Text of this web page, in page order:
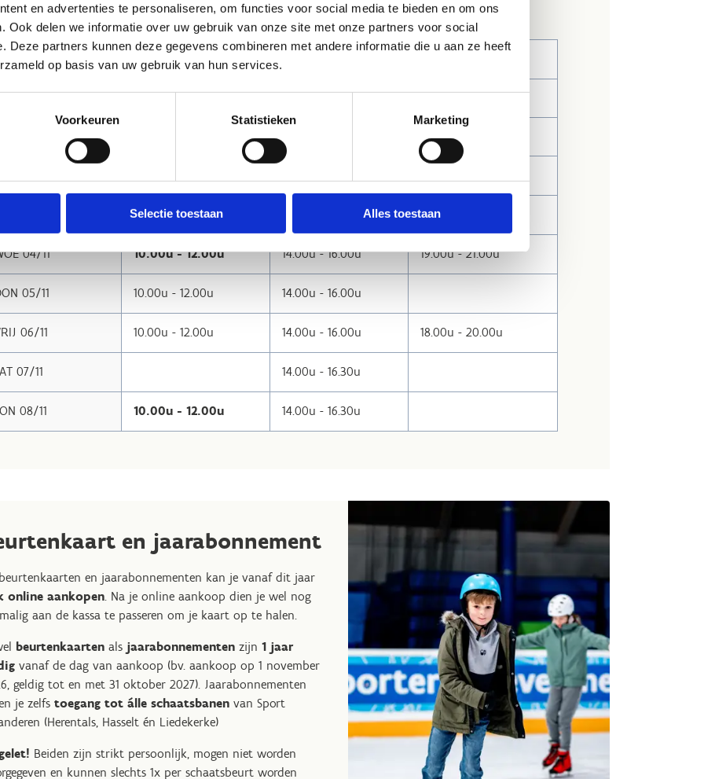
en advertenties te personaliseren, om functies voor social media te bieden en om ons
Ook delen we informatie over uw gebruik van onze site met onze partners voor social
Deze partners kunnen deze gegevens combineren met andere informatie die u aan ze heeft
op basis van uw gebruik van hun services.
Voorkeuren Statistieken Marketing
Selectie toestaan Alles toestaan
22/02 - 10.00 - 12.00 uur:Gezinsschaatsen
30/10 09.00u - 12.00u
31/10 14.00u - 16.30u
10.00u - 12.00u
04/11 10.00u - 12.00u 14.00u - 16.00u 19.00u - 21.00u
05/11 10.00u - 12.00u 14.00u - 16.00u
06/11 10.00u - 12.00u 14.00u - 16.00u 18.00u - 20.00u
07/11 14.00u - 16.30u
08/11 10.00u - 12.00u 14.00u - 16.30u
en jaarabonnement
en jaarabonnementen kan je vanaf dit jaar
online aankopen. Na je online aankoop dien je wel nog
aan de kassa te passeren om je kaart op te halen.
beurtenkaarten als jaarabonnementen zijn 1 jaar
vanaf de dag van aankoop (bv. aankoop op 1 november
geldig tot en met 31 oktober 2027). Jaarabonnementen
je zelfs toegang tot álle schaatsbanen van Sport
(Herentals, Hasselt én Liedekerke)
Beiden zijn strikt persoonlijk, mogen niet worden
en kunnen slechts 1x per schaatsbeurt worden